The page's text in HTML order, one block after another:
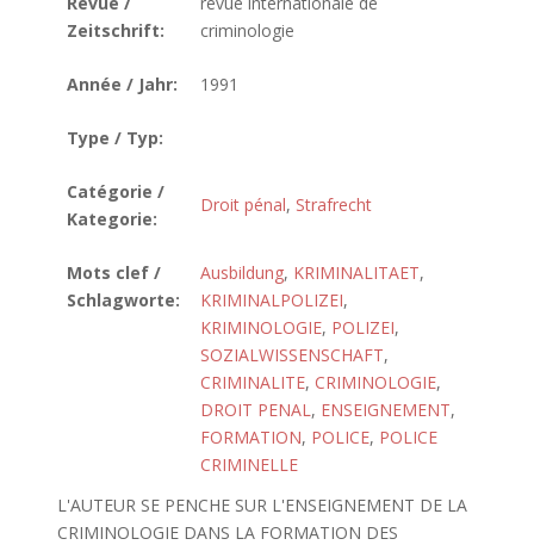
Zeitschrift:
criminologie
Année / Jahr: 1991
Type / Typ:
Catégorie /
Kategorie:
Droit pénal, Strafrecht
Mots clef /
Schlagworte:
Ausbildung, KRIMINALITAET,
KRIMINALPOLIZEI,
KRIMINOLOGIE, POLIZEI,
SOZIALWISSENSCHAFT,
CRIMINALITE, CRIMINOLOGIE,
DROIT PENAL, ENSEIGNEMENT,
FORMATION, POLICE, POLICE
CRIMINELLE
L'AUTEUR SE PENCHE SUR L'ENSEIGNEMENT DE LA
CRIMINOLOGIE DANS LA FORMATION DES